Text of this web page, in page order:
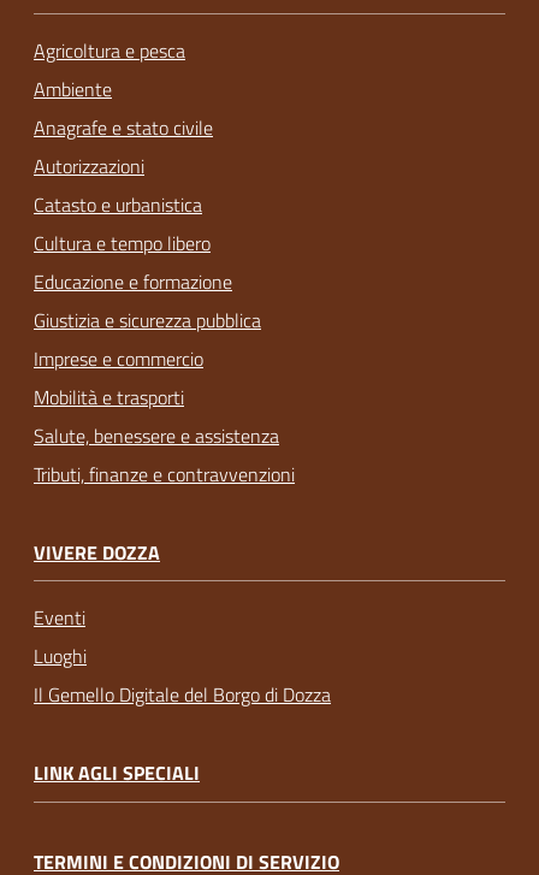
Agricoltura e pesca
Ambiente
Anagrafe e stato civile
Autorizzazioni
Catasto e urbanistica
Cultura e tempo libero
Educazione e formazione
Giustizia e sicurezza pubblica
Imprese e commercio
Mobilità e trasporti
Salute, benessere e assistenza
Tributi, finanze e contravvenzioni
VIVERE DOZZA
Eventi
Luoghi
Il Gemello Digitale del Borgo di Dozza
LINK AGLI SPECIALI
TERMINI E CONDIZIONI DI SERVIZIO